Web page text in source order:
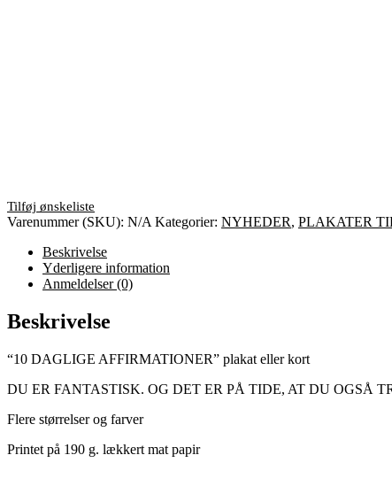
Varenummer (SKU): N/A Kategorier: NYHEDER, PLAKATER
Beskrivelse
Yderligere information
Anmeldelser (0)
Beskrivelse
“10 DAGLIGE AFFIRMATIONER” plakat eller kort
DU ER FANTASTISK. OG DET ER PÅ TIDE, AT DU OGSÅ
Flere størrelser og farver
Printet på 190 g. lækkert mat papir